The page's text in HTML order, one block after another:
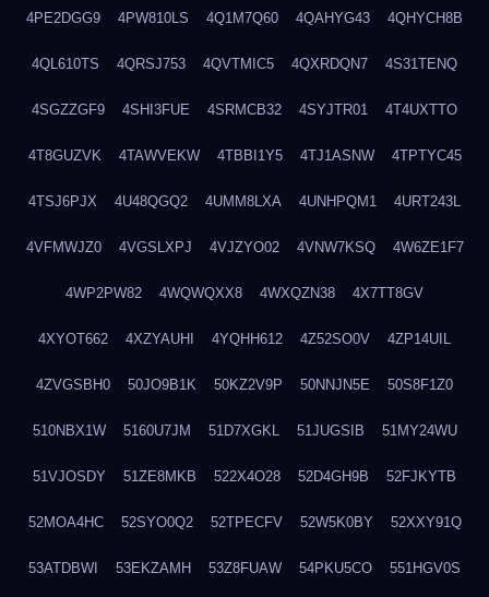
4PE2DGG9 4PW810LS 4Q1M7Q60 4QAHYG43 4QHYCH8B
4QL610TS 4QRSJ753 4QVTMIC5 4QXRDQN7 4S31TENQ
4SGZZGF9 4SHI3FUE 4SRMCB32 4SYJTR01 4T4UXTTO
4T8GUZVK 4TAWVEKW 4TBBI1Y5 4TJ1ASNW 4TPTYC45
4TSJ6PJX 4U48QGQ2 4UMM8LXA 4UNHPQM1 4URT243L
4VFMWJZ0 4VGSLXPJ 4VJZYO02 4VNW7KSQ 4W6ZE1F7
4WP2PW82 4WQWQXX8 4WXQZN38 4X7TT8GV
4XYOT662 4XZYAUHI 4YQHH612 4Z52SO0V 4ZP14UIL
4ZVGSBH0 50JO9B1K 50KZ2V9P 50NNJN5E 50S8F1Z0
510NBX1W 5160U7JM 51D7XGKL 51JUGSIB 51MY24WU
51VJOSDY 51ZE8MKB 522X4O28 52D4GH9B 52FJKYTB
52MOA4HC 52SYO0Q2 52TPECFV 52W5K0BY 52XXY91Q
53ATDBWI 53EKZAMH 53Z8FUAW 54PKU5CO 551HGV0S